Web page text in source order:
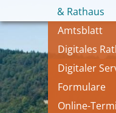
& Rathaus
Amtsblatt
Digitales
Digitaler
Formulare
Online-